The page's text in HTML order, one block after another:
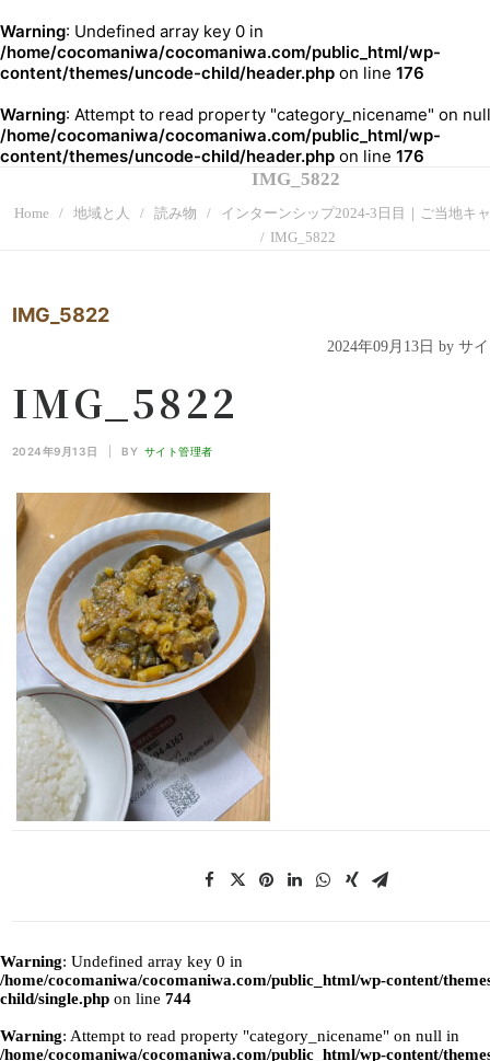
Warning: Undefined array key 0 in
/home/cocomaniwa/cocomaniwa.com/public_html/wp-
content/themes/uncode-child/header.php on line 176
Warning: Attempt to read property "category_nicename" on
/home/cocomaniwa/cocomaniwa.com/public_html/wp-
content/themes/uncode-child/header.php on line 176
IMG_5822
Home 地域と人 読み物
インターンシップ2024-3日目｜ご当地キ
IMG_5822
IMG_5822
2024年09月13日 by サ
IMG_5822
2024年9月13日 BY サイト管理者
Warning: Undefined array key 0 in
/home/cocomaniwa/cocomaniwa.com/public_html/wp-content/
child/single.php on line 744
Warning: Attempt to read property "category_nicename" on null in
/home/cocomaniwa/cocomaniwa.com/public_html/wp-content/